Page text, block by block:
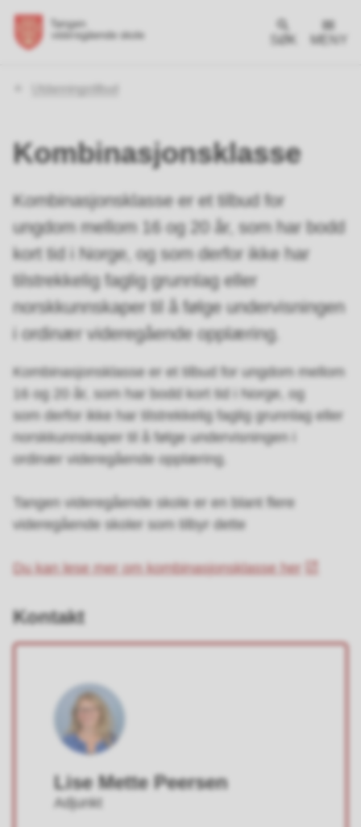
SØK MENY
Utdanningstilbud
Kombinasjonsklasse
Kombinasjonsklasse er et tilbud for
ungdom mellom 16 og 20 år, som har bodd
kort tid i Norge, og som derfor ikke har
tilstrekkelig faglig grunnlag eller
norskkunnskaper til å følge undervisningen
i ordinær videregående opplæring.
Kombinasjonsklasse er et tilbud for ungdom mellom
16 og 20 år, som har bodd kort tid i Norge, og
som derfor ikke har tilstrekkelig faglig grunnlag eller
norskkunnskaper til å følge undervisningen i
ordinær videregående opplæring.
Tangen videregående skole er en blant flere
videregående skoler som tilbyr dette
Du kan lese mer om kombinasjonsklasse her
Kontakt
Lise Mette Peersen
Adjunkt